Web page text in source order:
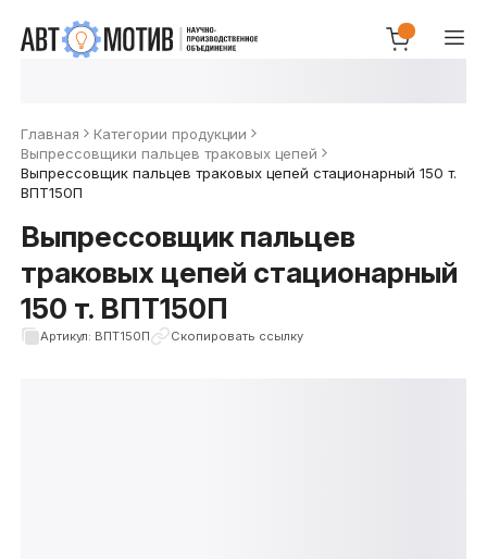
Главная
Категории продукции
Выпрессовщики пальцев траковых цепей
Выпрессовщик пальцев траковых цепей стационарный 150 т.
ВПТ150П
Выпрессовщик пальцев
траковых цепей стационарный
150 т. ВПТ150П
Артикул: ВПТ150П Скопировать ссылку